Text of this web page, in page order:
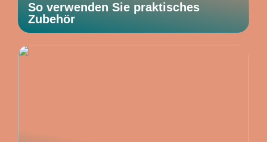
So verwenden Sie praktisches
Zubehör